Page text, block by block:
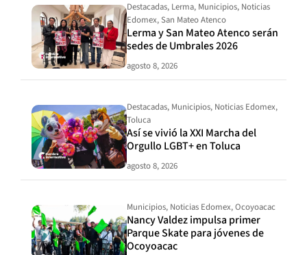
Destacadas, Lerma, Municipios, Noticias
Edomex,San Mateo Atenco
Lerma y San Mateo Atenco serán
sedes de Umbrales 2026
agosto 8, 2026
Destacadas, Municipios, Noticias Edomex,
Toluca
Así se vivió la XXI Marcha del
Orgullo LGBT+ en Toluca
agosto 8, 2026
Municipios, Noticias Edomex,Ocoyoacac
Nancy Valdez impulsa primer
Parque Skate para jóvenes de
Ocoyoacac